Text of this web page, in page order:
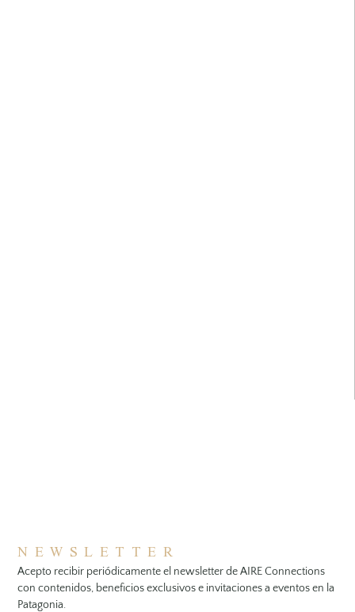
NEWSLETTER
Acepto recibir periódicamente el newsletter de AIRE Connections
con contenidos, beneficios exclusivos e invitaciones a eventos en la
Patagonia.